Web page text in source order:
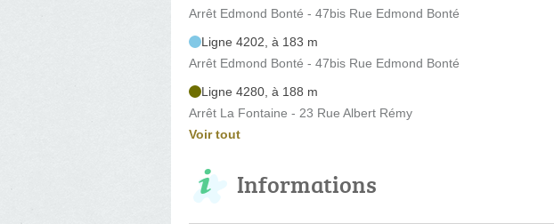
Arrêt Edmond Bonté - 47bis Rue Edmond Bonté
Ligne 4202, à 183 m
Arrêt Edmond Bonté - 47bis Rue Edmond Bonté
Ligne 4280, à 188 m
Arrêt La Fontaine - 23 Rue Albert Rémy
Voir tout
Informations